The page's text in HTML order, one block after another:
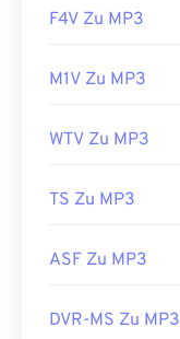
F4V Zu MP3
M1V Zu MP3
WTV Zu MP3
TS Zu MP3
ASF Zu MP3
DVR-MS Zu MP3